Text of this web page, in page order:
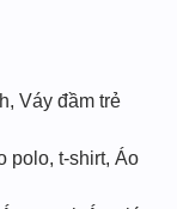
Váy đầm trẻ
polo, t-shirt, Áo